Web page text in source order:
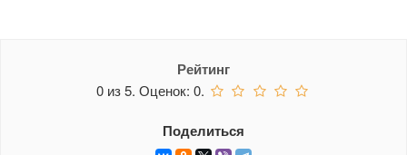
Рейтинг
0 из5. Оценок:0.
Поделиться